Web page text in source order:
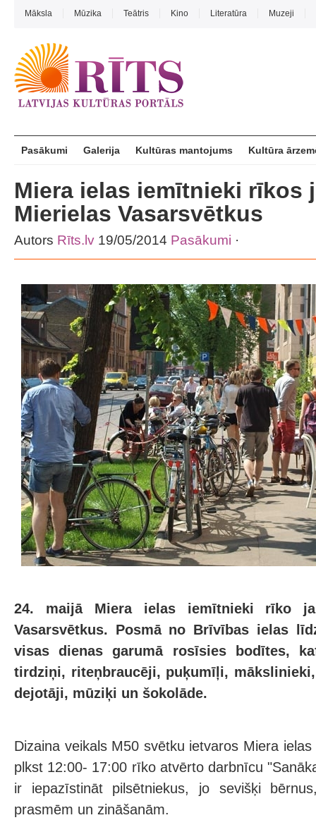
Māksla Mūzika Teātris Kino Literatūra Muzeji
Pasākumi Galerija Kultūras mantojums Kultūra
Miera ielas iemītnieki rīkos
Mierielas Vasarsvētkus
Autors Rīts.lv 19/05/2014 Pasākumi ·
24. maijā Miera ielas iemītnieki rīko
Vasarsvētkus. Posmā no Brīvības ielas
visas dienas garumā rosīsies bodītes,
tirdziņi, riteņbraucēji, puķumīļi,
dejotāji, mūziķi un šokolāde.
Dizaina veikals M50 svētku ietvaros Miera
plkst 12:00- 17:00 rīko atvērto darbnīcu
ir iepazīstināt pilsētniekus, jo sevišķi
prasmēm un zināšanām.